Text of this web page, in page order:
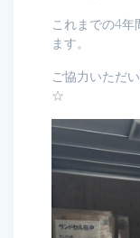
これまでの4
ます。
ご協力いただ
☆